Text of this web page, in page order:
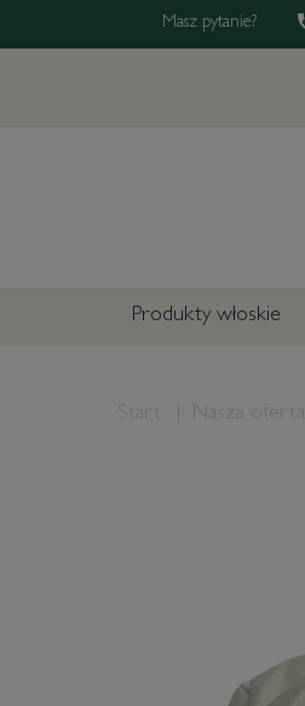
Masz pytanie?
Produkty włoskie
Start Nasza oferta